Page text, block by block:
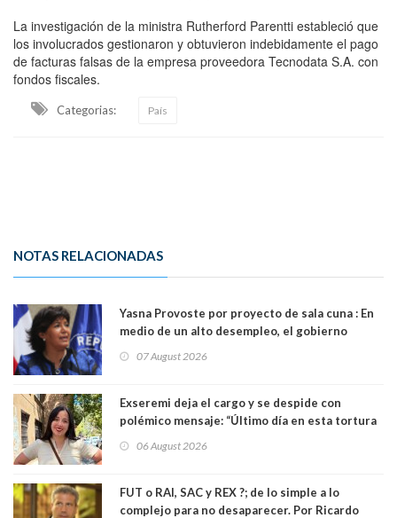
La investigación de la ministra Rutherford Parentti estableció que
los involucrados gestionaron y obtuvieron indebidamente el pago
de facturas falsas de la empresa proveedora Tecnodata S.A. con
fondos fiscales.
Categorias: País
NOTAS RELACIONADAS
Yasna Provoste por proyecto de sala cuna : En
medio de un alto desempleo, el gobierno
07 August 2026
Exseremi deja el cargo y se despide con
polémico mensaje: “Último día en esta tortura
06 August 2026
FUT o RAI, SAC y REX ?; de lo simple a lo
complejo para no desaparecer. Por Ricardo